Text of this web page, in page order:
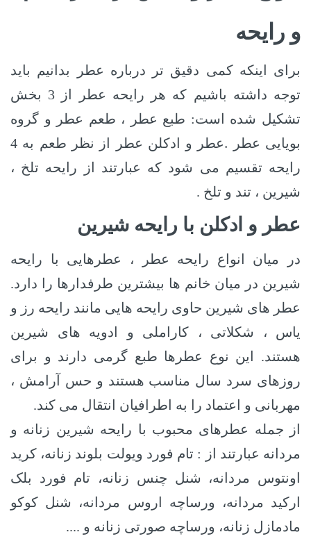
و رایحه
برای اینکه کمی دقیق تر درباره عطر بدانیم باید
توجه داشته باشیم که هر رایحه عطر از 3 بخش
تشکیل شده است: طبع عطر ، طعم عطر و گروه
بویایی عطر .
عطر و ادکلن عطر از نظر طعم به 4
رایحه تقسیم می شود که عبارتند از رایحه تلخ ،
شیرین ، تند و تلخ .
عطر و ادکلن با رایحه شیرین
در میان انواع رایحه عطر ، عطرهایی با رایحه
شیرین در میان خانم ها بیشترین طرفدارها را دارد.
عطر های شیرین حاوی رایحه هایی مانند رایحه رز و
یاس ، شکلاتی ، کاراملی و ادویه های شیرین
هستند.
این نوع عطرها طبع گرمی دارند و برای
روزهای سرد سال مناسب هستند و حس آرامش ،
مهربانی و اعتماد را به اطرافیان انتقال می کند.
از جمله عطرهای محبوب با رایحه شیرین زنانه و
مردانه عبارتند از : تام فورد ویولت بلوند زنانه، کرید
اونتوس مردانه، شنل چنس زنانه،‌ تام فورد بلک
ارکید مردانه، ورساچه اروس مردانه، شنل کوکو
مادمازل زنانه، ورساچه صورتی زنانه و ....